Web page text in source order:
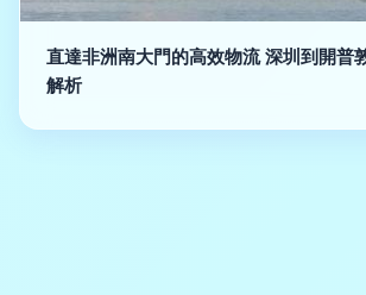
直達非洲南大門的高效物流 深圳到開普
解析